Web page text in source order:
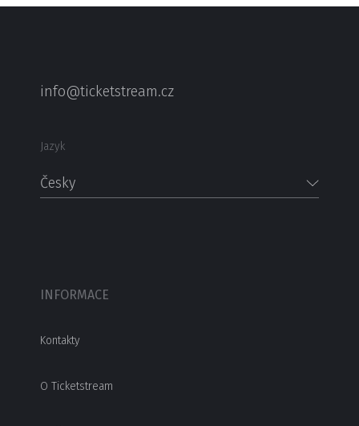
info@ticketstream.cz
Jazyk
Česky
INFORMACE
Kontakty
O Ticketstream